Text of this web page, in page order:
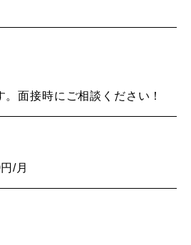
面接時にご相談ください！
/月